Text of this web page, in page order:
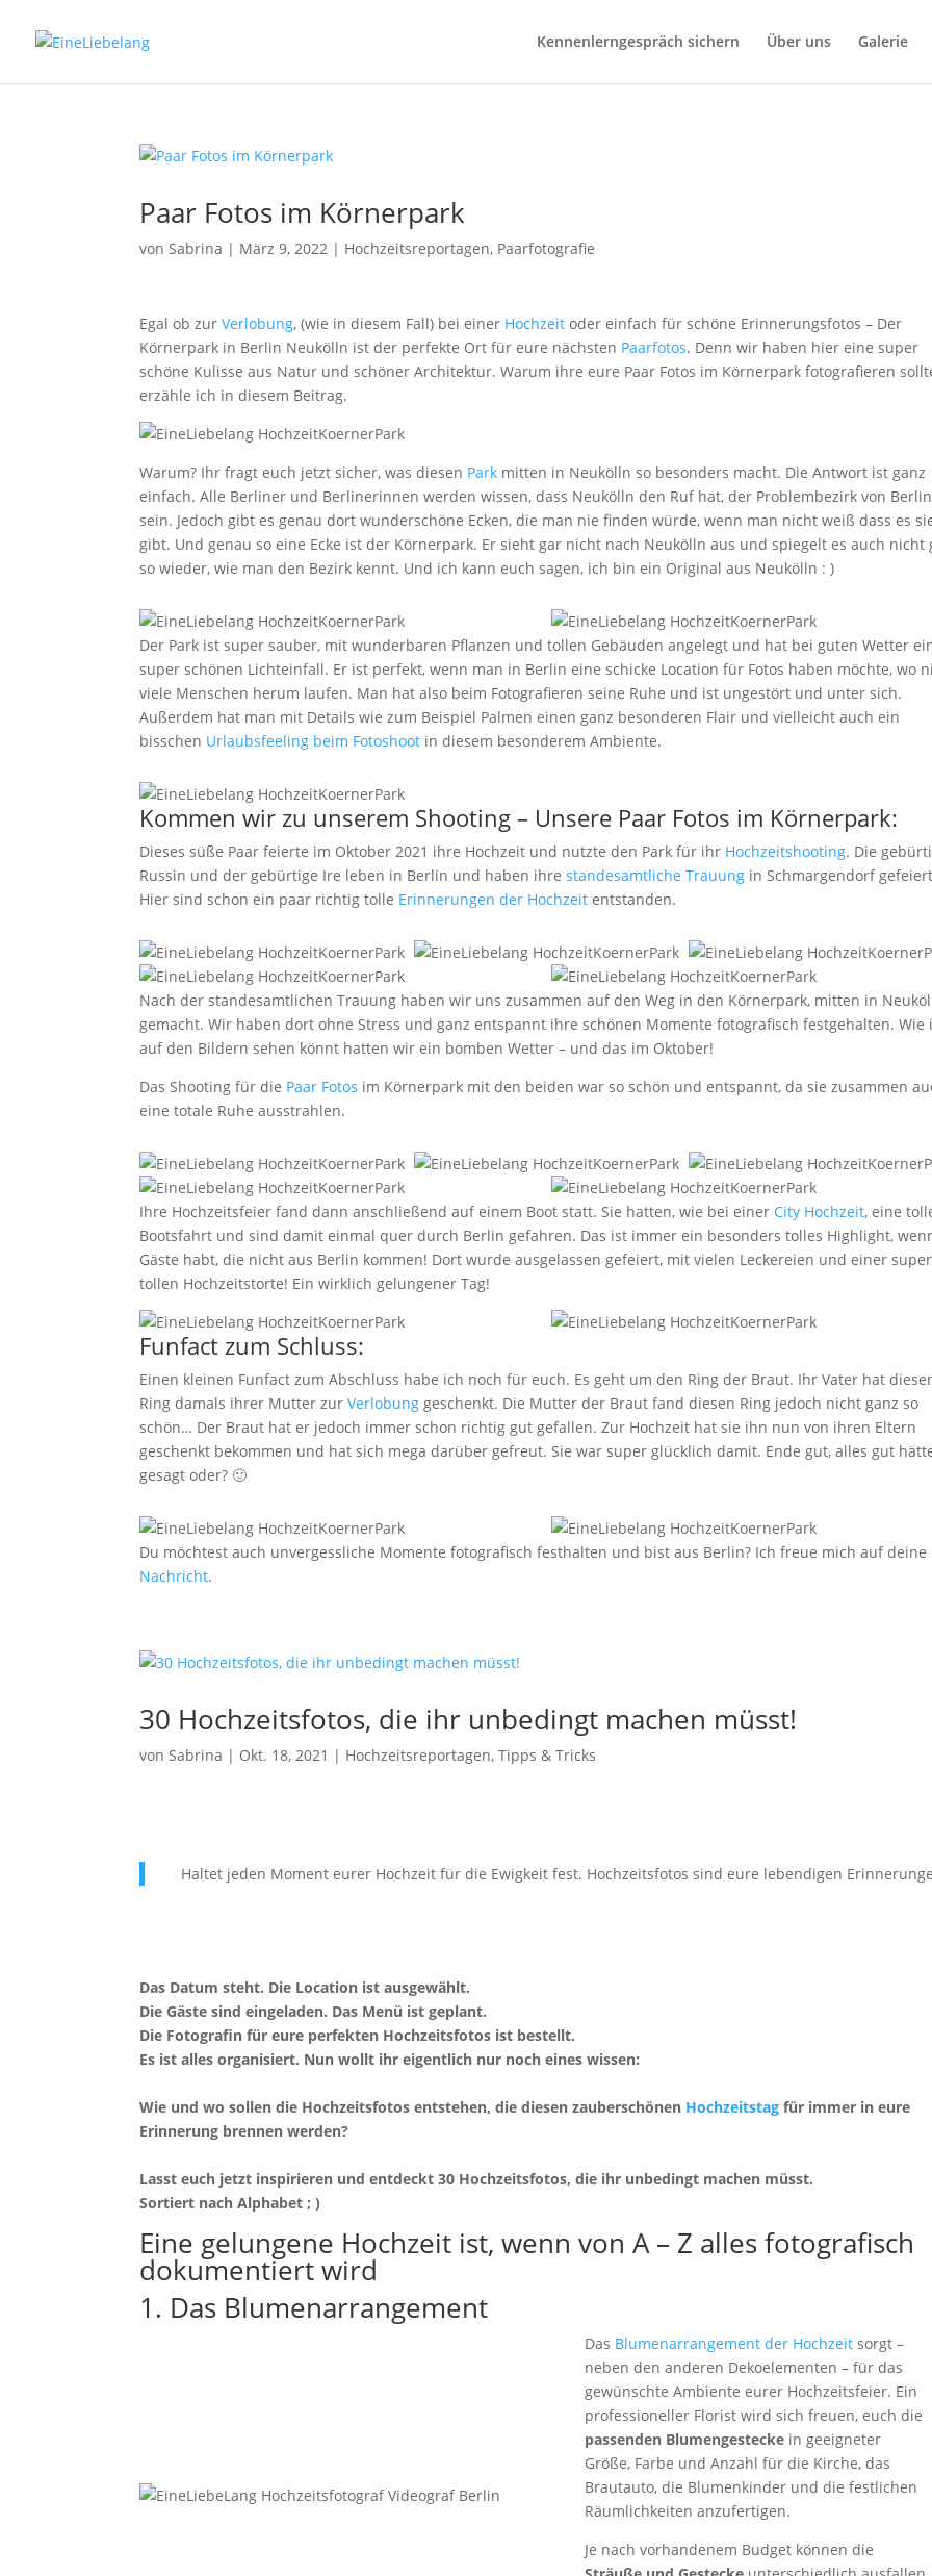
Kennenlerngespräch sichern Über uns Galerie
Paar Fotos im Körnerpark
vonSabrina | März 9, 2022 | Hochzeitsreportagen, Paarfotografie
Egal ob zurVerlobung, (wie in diesem Fall) bei einer Hochzeitoder einfach für schöne Erinnerungsfotos – Der
Körnerpark in Berlin Neukölln ist der perfekte Ort für eure nächsten Paarfotos. Denn wir haben hier eine super
schöne Kulisse aus Natur und schöner Architektur. Warum ihre eure Paar Fotos im Körnerpark fotografieren
erzähle ich in diesem Beitrag.
Warum? Ihr fragt euch jetzt sicher, was diesen Park mitten in Neukölln so besonders macht. Die Antwort ist ganz
einfach. Alle Berliner und Berlinerinnen werden wissen, dass Neukölln den Ruf hat, der Problembezirk von
sein. Jedoch gibt es genau dort wunderschöne Ecken, die man nie finden würde, wenn man nicht weiß dass es
gibt. Und genau so eine Ecke ist der Körnerpark. Er sieht gar nicht nach Neukölln aus und spiegelt es auch nicht
so wieder, wie man den Bezirk kennt. Und ich kann euch sagen, ich bin ein Original aus Neukölln : )
Der Park ist super sauber, mit wunderbaren Pflanzen und tollen Gebäuden angelegt und hat bei guten Wetter
super schönen Lichteinfall. Er ist perfekt, wenn man in Berlin eine schicke Location für Fotos haben möchte, wo
viele Menschen herum laufen. Man hat also beim Fotografieren seine Ruhe und ist ungestört und unter sich.
Außerdem hat man mit Details wie zum Beispiel Palmen einen ganz besonderen Flair und vielleicht auch ein
bisschen Urlaubsfeeling beim Fotoshoot in diesem besonderem Ambiente.
Kommen wir zu unserem Shooting – Unsere Paar Fotos im Körnerpark:
Dieses süße Paar feierte im Oktober 2021 ihre Hochzeit und nutzte den Park für ihr Hochzeitshooting. Die
Russin und der gebürtige Ire leben in Berlin und haben ihrestandesamtliche Trauung in Schmargendorf
Hier sind schon ein paar richtig tolle Erinnerungen der Hochzeit entstanden.
Nach der standesamtlichen Trauung haben wir uns zusammen auf den Weg in den Körnerpark, mitten in
gemacht. Wir haben dort ohne Stress und ganz entspannt ihre schönen Momente fotografisch festgehalten. Wie
auf den Bildern sehen könnt hatten wir ein bomben Wetter – und das im Oktober!
Das Shooting für die Paar Fotos im Körnerpark mit den beiden war so schön und entspannt, da sie zusammen
eine totale Ruhe ausstrahlen.
Ihre Hochzeitsfeier fand dann anschließend auf einem Boot statt. Sie hatten, wie bei einer City Hochzeit, eine
Bootsfahrt und sind damit einmal quer durch Berlin gefahren. Das ist immer ein besonders tolles Highlight,
Gäste habt, die nicht aus Berlin kommen! Dort wurde ausgelassen gefeiert, mit vielen Leckereien und einer super
tollen Hochzeitstorte! Ein wirklich gelungener Tag!
Funfact zum Schluss:
Einen kleinen Funfact zum Abschluss habe ich noch für euch. Es geht um den Ring der Braut. Ihr Vater hat
Ring damals ihrer Mutter zurVerlobung geschenkt. Die Mutter der Braut fand diesen Ring jedoch nicht ganz so
schön… Der Braut hat er jedoch immer schon richtig gut gefallen. Zur Hochzeit hat sie ihn nun von ihren Eltern
geschenkt bekommen und hat sich mega darüber gefreut. Sie war super glücklich damit. Ende gut, alles gut
gesagt oder? 🙂
Du möchtest auch unvergessliche Momente fotografisch festhalten und bist aus Berlin? Ich freue mich auf deine
Nachricht.
30 Hochzeitsfotos, die ihr unbedingt machen müsst!
vonSabrina | Okt. 18, 2021 | Hochzeitsreportagen,Tipps & Tricks
Haltet jeden Moment eurer Hochzeit für die Ewigkeit fest. Hochzeitsfotos sind eure lebendigen
Das Datum steht. Die Location ist ausgewählt.
Die Gäste sind eingeladen. Das Menü ist geplant.
Die Fotografin für eure perfekten Hochzeitsfotos ist bestellt.
Es ist alles organisiert. Nun wollt ihr eigentlich nur noch eines wissen:
Wie und wo sollen die Hochzeitsfotos entstehen, die diesen zauberschönen Hochzeitstag für immer in eure
Erinnerung brennen werden?
Lasst euch jetzt inspirieren und entdeckt 30 Hochzeitsfotos, die ihr unbedingt machen müsst.
Sortiert nach Alphabet ; )
Eine gelungene Hochzeit ist, wenn von A – Z alles fotografisch
dokumentiert wird
1. Das Blumenarrangement
Das Blumenarrangement der Hochzeitsorgt –
neben den anderen Dekoelementen – für das
gewünschte Ambiente eurer Hochzeitsfeier. Ein
professioneller Florist wird sich freuen, euch die
passenden Blumengesteckein geeigneter
Größe, Farbe und Anzahl für die Kirche, das
Brautauto, die Blumenkinder und die festlichen
Räumlichkeiten anzufertigen.
Je nach vorhandenem Budget können die